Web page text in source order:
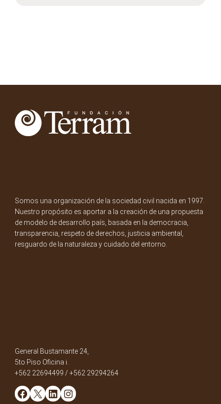
Somos una organización de la sociedad civil nacida en 1997.
Nuestro propósito es aportar a la creación de una propuesta
de modelo de desarrollo país, basada en la democracia,
transparencia, respeto de derechos, justicia ambiental,
resguardo de la naturaleza y cuidado del entorno.
General Bustamante 24,
5to Piso Oficina i.
+562 22694499 / +562 29294264